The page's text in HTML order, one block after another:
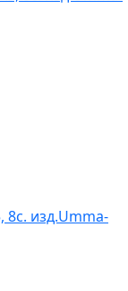
8с. изд.Umma-